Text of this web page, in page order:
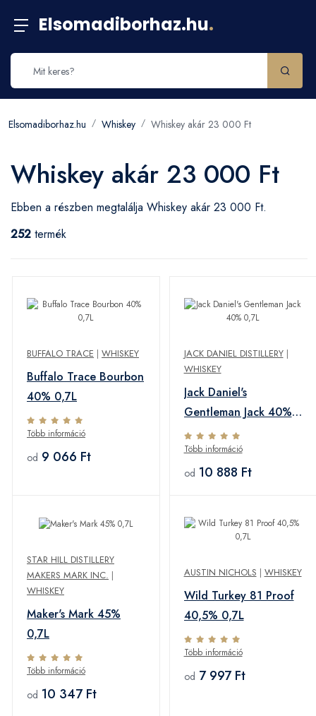
Elsomadiborhaz.hu.
Elsomadiborhaz.hu Whiskey Whiskey akár 23 000 Ft
Whiskey akár 23 000 Ft
Ebben a részben megtalálja Whiskey akár 23 000 Ft.
252 termék
BUFFALO TRACE | WHISKEY
Buffalo Trace Bourbon
40% 0,7L
Több információ
od 9 066 Ft
JACK DANIEL DISTILLERY|
WHISKEY
Jack Daniel's
Gentleman Jack 40%
0,7L
Több információ
od 10 888 Ft
STAR HILL DISTILLERY
MAKERS MARK INC. |
WHISKEY
Maker's Mark 45%
0,7L
Több információ
od 10 347 Ft
AUSTIN NICHOLS | WHISKEY
Wild Turkey 81 Proof
40,5% 0,7L
Több információ
od 7 997 Ft